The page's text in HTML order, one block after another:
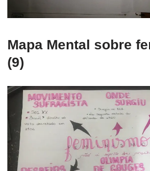
Mapa Mental sobre
(9)